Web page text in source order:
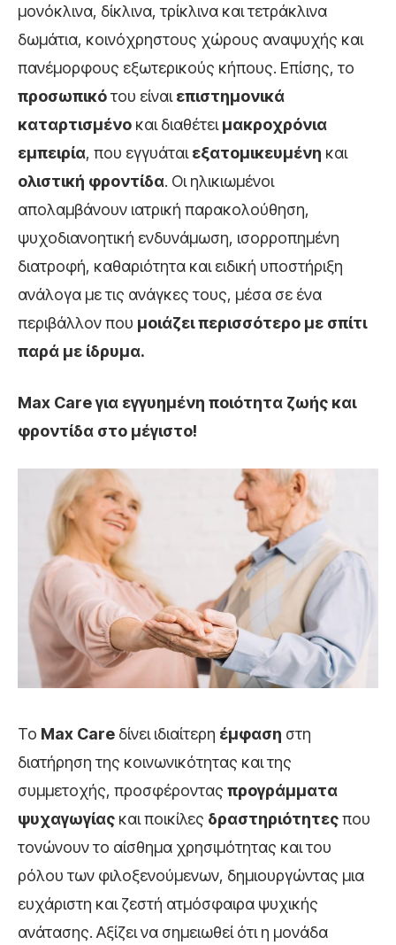
μονόκλινα, δίκλινα, τρίκλινα και τετράκλινα
δωμάτια, κοινόχρηστους χώρους αναψυχής και
πανέμορφους εξωτερικούς κήπους. Επίσης, το
προσωπικότου είναιεπιστημονικά
καταρτισμένο και διαθέτειμακροχρόνια
εμπειρία, που εγγυάταιεξατομικευμένη και
ολιστική φροντίδα. Οι ηλικιωμένοι
απολαμβάνουν ιατρική παρακολούθηση,
ψυχοδιανοητική ενδυνάμωση, ισορροπημένη
διατροφή, καθαριότητα και ειδική υποστήριξη
ανάλογα με τις ανάγκες τους, μέσα σε ένα
περιβάλλον που μοιάζει περισσότερο με σπίτι
παρά με ίδρυμα.
Max Care για εγγυημένη ποιότητα ζωής και
φροντίδα στο μέγιστο!
Το Max Care δίνει ιδιαίτερη έμφαση στη
διατήρηση της κοινωνικότητας και της
συμμετοχής, προσφέροντας προγράμματα
ψυχαγωγίας και ποικίλες δραστηριότητεςπου
τονώνουν το αίσθημα χρησιμότητας και του
ρόλου των φιλοξενούμενων, δημιουργώντας μια
ευχάριστη και ζεστή ατμόσφαιρα ψυχικής
ανάτασης. Αξίζει να σημειωθεί ότι η μονάδα